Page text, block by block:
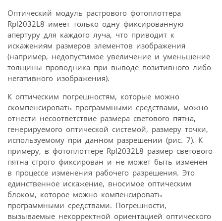
Оптический модуль растрового фотоплоттера
Rpl2032L8 имеет только одну фиксированную
апертуру для каждого луча, что приводит к
искажениям размеров элементов изображения
(например, недопустимое увеличение и уменьшение
толщины проводника при выводе позитивного либо
негативного изображения).
К оптическим погрешностям, которые можно
скомпенсировать программными средствами, можно
отнести несоответствие размера светового пятна,
генерируемого оптической системой, размеру точки,
используемому при данном разрешении (рис. 7). К
примеру, в фотоплоттере Rpl2032L8 размер светового
пятна строго фиксирован и не может быть изменен
в процессе изменения рабочего разрешения. Это
единственное искажение, вносимое оптическим
блоком, которое можно компенсировать
программными средствами. Погрешности,
вызываемые некорректной ориентацией оптического